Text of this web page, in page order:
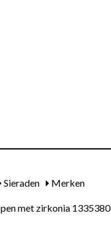
Sieraden Merken
met zirkonia 1335380